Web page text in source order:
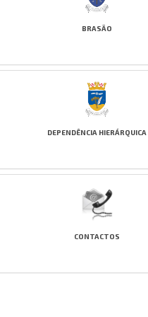
BRASÃO
DEPENDÊNCIA HIERÁRQUICA
CONTACTOS